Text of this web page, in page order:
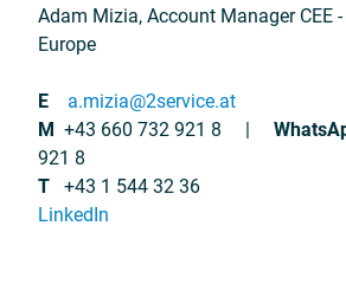
Adam Mizia, Account Manager CEE
Europe
E
a.mizia@2service.at
M +43 660 732 921 8 |
921 8
T +43 1 544 32 36
LinkedIn